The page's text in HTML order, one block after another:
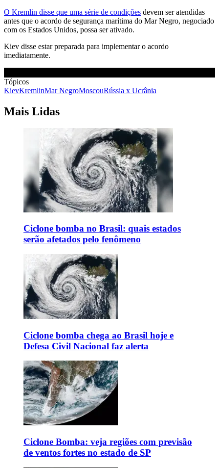
O Kremlin disse que uma série de condições devem ser atendidas
antes que o acordo de segurança marítima do Mar Negro, negociado
com os Estados Unidos, possa ser ativado.
Kiev disse estar preparada para implementar o acordo
imediatamente.
Tópicos
KievKremlinMar NegroMoscouRússia x Ucrânia
Mais Lidas
Ciclone bomba no Brasil: quais estados
serão afetados pelo fenômeno
Ciclone bomba chega ao Brasil hoje e
Defesa Civil Nacional faz alerta
Ciclone Bomba: veja regiões com previsão
de ventos fortes no estado de SP